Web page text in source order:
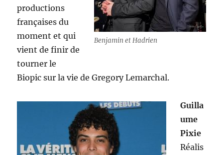
Benjamin et Hadrien
productions
françaises du
moment et qui
vient de finir de
tourner le
Biopic sur la vie de Gregory Lemarchal.
Guilla
ume
Pixie
Réalis